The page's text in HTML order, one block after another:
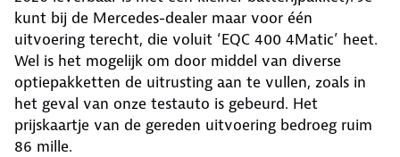
kunt bij de Mercedes-dealer maar voor één
uitvoering terecht, die voluit ‘EQC 400 4Matic’ heet.
Wel is het mogelijk om door middel van diverse
optiepakketten de uitrusting aan te vullen, zoals in
het geval van onze testauto is gebeurd. Het
prijskaartje van de gereden uitvoering bedroeg ruim
86 mille.